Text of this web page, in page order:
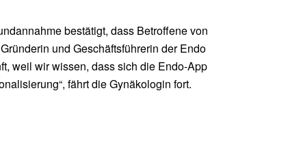
bestätigt, dass Betroffene von
und Geschäftsführerin der Endo
weil wir wissen, dass sich die Endo-App
fährt die Gynäkologin fort.